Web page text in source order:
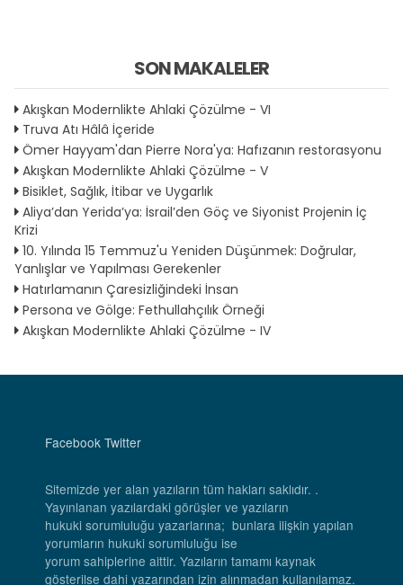
SON MAKALELER
Akışkan Modernlikte Ahlaki Çözülme - VI
Truva Atı Hâlâ İçeride
Ömer Hayyam'dan Pierre Nora'ya: Hafızanın restorasyonu
Akışkan Modernlikte Ahlaki Çözülme - V
Bisiklet, Sağlık, İtibar ve Uygarlık
Aliya’dan Yerida’ya: İsrail’den Göç ve Siyonist Projenin İç
Krizi
10. Yılında 15 Temmuz'u Yeniden Düşünmek: Doğrular,
Yanlışlar ve Yapılması Gerekenler
Hatırlamanın Çaresizliğindeki İnsan
Persona ve Gölge: Fethullahçılık Örneği
Akışkan Modernlikte Ahlaki Çözülme - IV
Facebook Twitter
Sitemizde yer alan yazıların tüm hakları saklıdır. .
Yayınlanan yazılardaki görüşler ve yazıların
hukuki sorumluluğu yazarlarına; bunlara ilişkin yapılan
yorumların hukuki sorumluluğu ise
yorum sahiplerine aittir. Yazıların tamamı kaynak
gösterilse dahi yazarından izin alınmadan kullanılamaz.